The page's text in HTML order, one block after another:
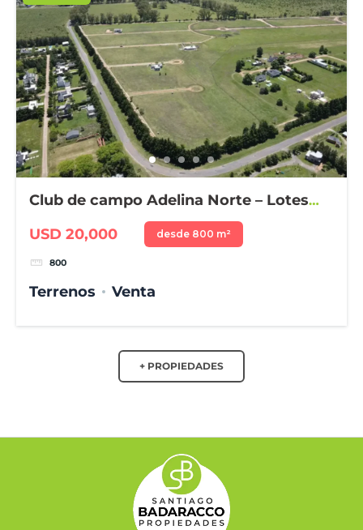
Club de campo Adelina Norte – Lotes
USD 20,000 desde 800 m²
800
Terrenos Venta
+ PROPIEDADES